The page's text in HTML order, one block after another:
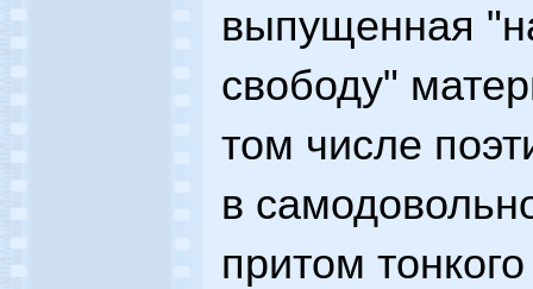
выпущенная
свободу"
том числе
в
притом